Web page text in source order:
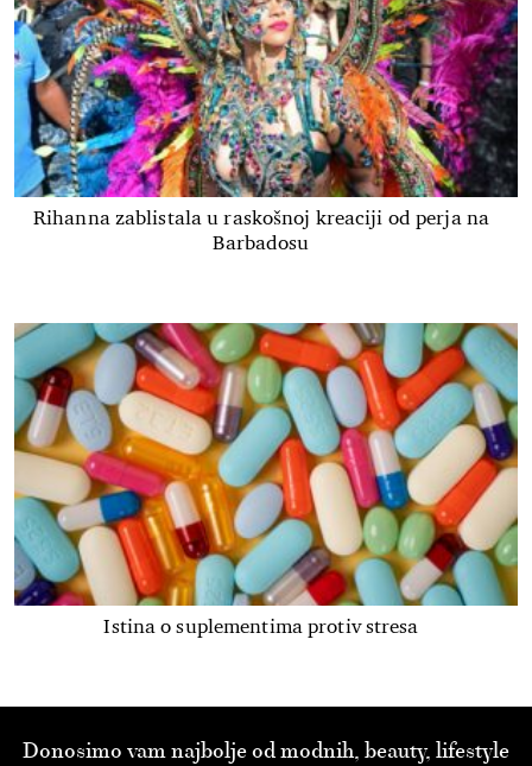
Rihanna zablistala u raskošnoj kreaciji od perja na
Barbadosu
Istina o suplementima protiv stresa
Donosimo vam najbolje od modnih, beauty, lifestyle